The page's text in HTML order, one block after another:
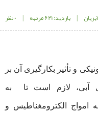
| بازدید: 621 مرتبه | 0 نظر
و تأثیر بکارگیری آن بر
آبی، لازم است تا به
امواج الکترومغناطیس و